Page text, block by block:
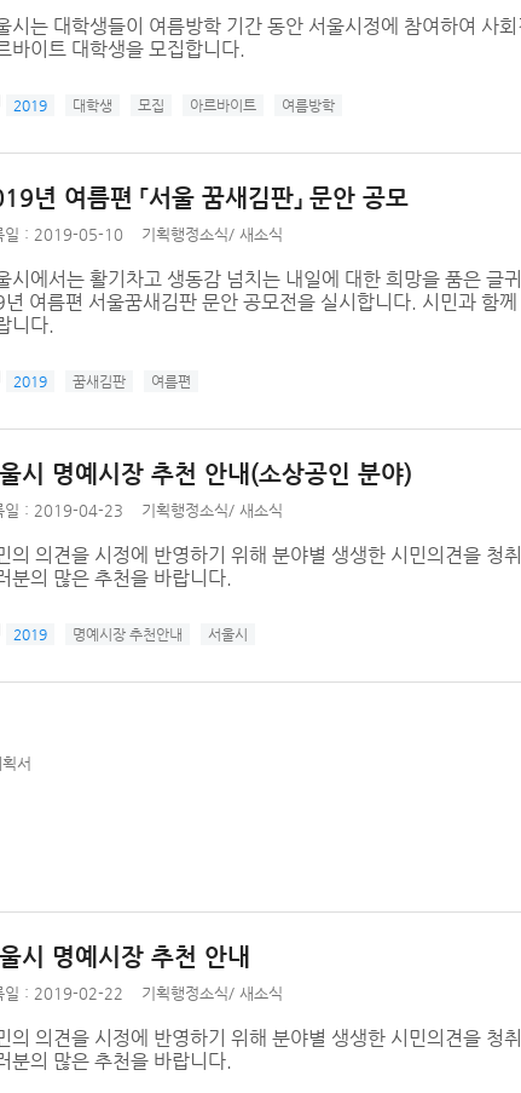
시는 대학생들이 여름방학 기간 동안 서울시정에 참여하여 사
바이트 대학생을 모집합니다.
2019 대학생 모집 아르바이트 여름방학
년 여름편 「서울 꿈새김판」 문안 공모
일 : 2019-05-10 기획행정소식/ 새소식
시에서는 활기차고 생동감 넘치는 내일에 대한 희망을 품은 글
여름편 서울꿈새김판 문안 공모전을 실시합니다. 시민과 함
니다.
2019 꿈새김판 여름편
시 명예시장 추천 안내(소상공인 분야)
일 : 2019-04-23 기획행정소식/ 새소식
의 의견을 시정에 반영하기 위해 분야별 생생한 시민의견을 청취
분의 많은 추천을 바랍니다.
2019 명예시장 추천안내 서울시
서
시 명예시장 추천 안내
일 : 2019-02-22 기획행정소식/ 새소식
의 의견을 시정에 반영하기 위해 분야별 생생한 시민의견을 청취
분의 많은 추천을 바랍니다.